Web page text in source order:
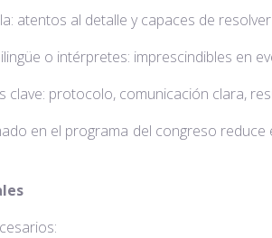
al detalle y capaces de resolver
imprescindibles en
comunicación clara,
en el programa del congreso